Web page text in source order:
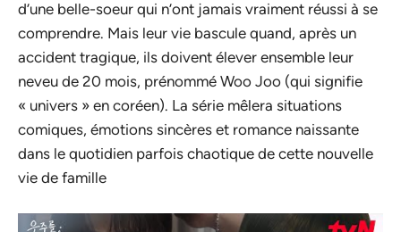
d’une belle-soeur qui n’ont jamais vraiment réussi à se
comprendre. Mais leur vie bascule quand, après un
accident tragique, ils doivent élever ensemble leur
neveu de 20 mois, prénommé Woo Joo (qui signifie
« univers » en coréen). La série mêlera situations
comiques, émotions sincères et romance naissante
dans le quotidien parfois chaotique de cette nouvelle
vie de famille